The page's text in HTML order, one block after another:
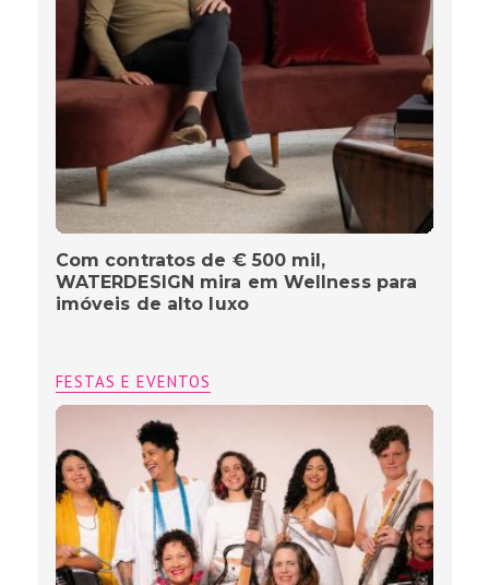
Com contratos de € 500 mil,
WATERDESIGN mira em Wellness para
imóveis de alto luxo
FESTAS E EVENTOS